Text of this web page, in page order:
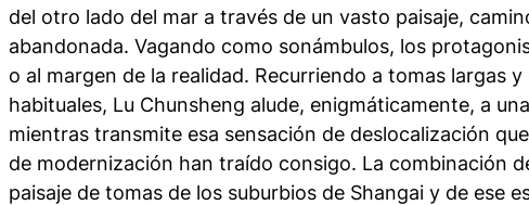
del otro lado del mar a través de un vasto paisaje,
abandonada. Vagando como sonámbulos, los
o al margen de la realidad. Recurriendo a tomas largas y
habituales, Lu Chunsheng alude, enigmáticamente, a
mientras transmite esa sensación de deslocalización
de modernización han traído consigo. La combinación
paisaje de tomas de los suburbios de Shangai y de ese